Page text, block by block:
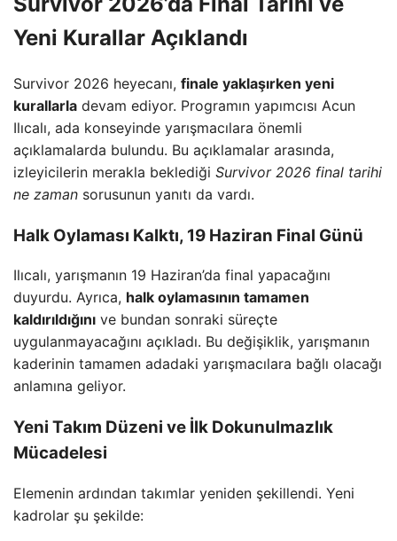
Yeni Kurallar Açıklandı
Survivor 2026 heyecanı, finale yaklaşırken yeni
kurallarla devam ediyor. Programın yapımcısı Acun
Ilıcalı, ada konseyinde yarışmacılara önemli
açıklamalarda bulundu. Bu açıklamalar arasında,
izleyicilerin merakla beklediği Survivor 2026 final tarihi
ne zaman sorusunun yanıtı da vardı.
Halk Oylaması Kalktı, 19 Haziran Final Günü
Ilıcalı, yarışmanın 19 Haziran’da final yapacağını
duyurdu. Ayrıca, halk oylamasının tamamen
kaldırıldığını ve bundan sonraki süreçte
uygulanmayacağını açıkladı. Bu değişiklik, yarışmanın
kaderinin tamamen adadaki yarışmacılara bağlı olacağı
anlamına geliyor.
Yeni Takım Düzeni ve İlk Dokunulmazlık
Mücadelesi
Elemenin ardından takımlar yeniden şekillendi. Yeni
kadrolar şu şekilde: